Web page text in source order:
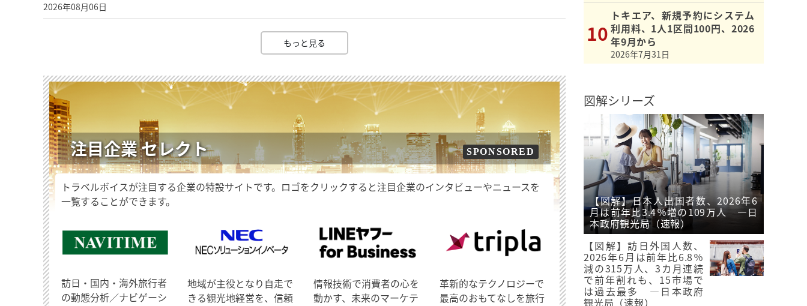
2026年08月06日
もっと見る
注目企業 セレクト SPONSORED
トラベルボイスが注目する企業の特設サイトです。ロゴをクリックすると注目企業のインタビューやニュースを
一覧することができます。
訪日・国内・海外旅行者
の動態分析／ナビゲーシ
地域が主役となり自走で
きる観光地経営を、信頼
情報技術で消費者の心を
動かす、未来のマーケテ
革新的なテクノロジーで
最高のおもてなしを旅行
トキエア、新規予約にシステム
利用料、1人1区間100円、2026
年9月から
2026年7月31日
図解シリーズ
【図解】日本人出国者数、2026年6
月は前年比3.4％増の109万人 ―日
本政府観光局（速報）
【図解】訪日外国人数、
2026年6月は前年比6.8％
減の315万人、3カ月連続
で前年割れも、15市場で
は過去最多 ―日本政府
観光局（速報）